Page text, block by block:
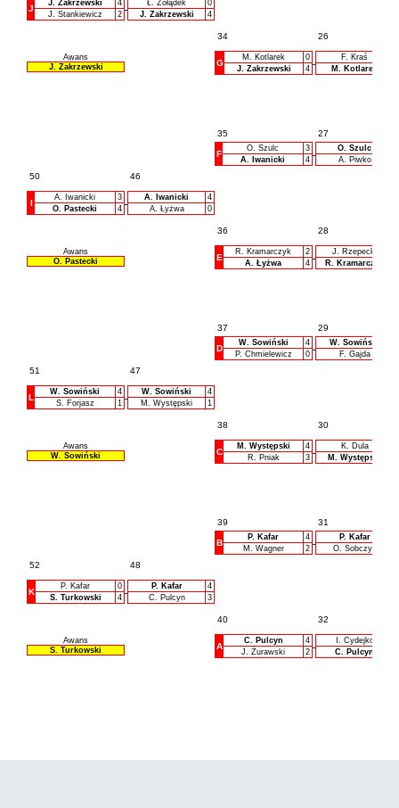
34 26
J
J. Zakrzewski
4
J. Stankiewicz
2
Ł. Żołądek
0
J. Zakrzewski
4
Awans
J. Zakrzewski
G
M. Kotlarek
0
J. Zakrzewski
4
F. Kraś
M. Kotlarek
35 27
50 46
F
O. Szulc
3
A. Iwanicki
4
O. Szulc
A. Piwko
36 28
I
A. Iwanicki
3
O. Pastecki
4
A. Iwanicki
4
A. Łyżwa
0
Awans
O. Pastecki
E
R. Kramarczyk
2
A. Łyżwa
4
J. Rzepecki
R. Kramarczyk
37 29
51 47
D
W. Sowiński
4
P. Chmielewicz
0
W. Sowiński
F. Gajda
38 30
L
W. Sowiński
4
S. Forjasz
1
W. Sowiński
4
M. Występski
1
Awans
W. Sowiński
C
M. Występski
4
R. Pniak
3
K. Dula
M. Występski
39 31
52 48
B
P. Kafar
4
M. Wagner
2
P. Kafar
O. Sobczyk
40 32
K
P. Kafar
0
S. Turkowski
4
P. Kafar
4
C. Pulcyn
3
Awans
S. Turkowski
A
C. Pulcyn
4
J. Żurawski
2
I. Cydejko
C. Pulcyn